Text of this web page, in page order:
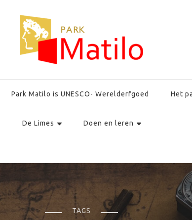
Park Matilo is UNESCO- Werelderfgoed Het
De Limes Doen en leren
TAGS